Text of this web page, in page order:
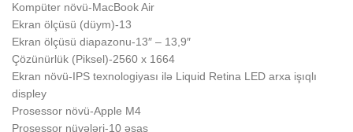
Kompüter növü-MacBook Air
Ekran ölçüsü (düym)-13
Ekran ölçüsü diapazonu-13″ – 13,9″
Çözünürlük (Piksel)-2560 x 1664
Ekran növü-IPS texnologiyası ilə Liquid Retina LED arxa işıqlı
displey
Prosessor növü-Apple M4
Prosessor nüvələri-10 əsas